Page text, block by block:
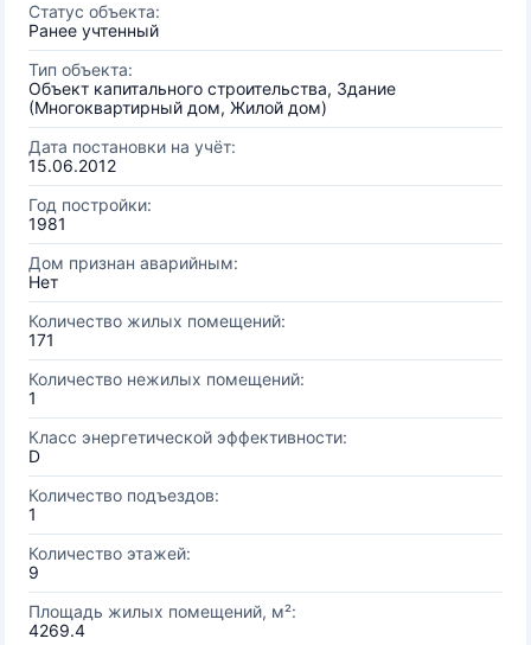
Статус объекта:
Ранее учтенный
Тип объекта:
Объект капитального строительства, Здание
(Многоквартирный дом, Жилой дом)
Дата постановки на учёт:
15.06.2012
Год постройки:
1981
Дом признан аварийным:
Нет
Количество жилых помещений:
171
Количество нежилых помещений:
1
Класс энергетической эффективности:
D
Количество подъездов:
1
Количество этажей:
9
Площадь жилых помещений, м²:
4269.4